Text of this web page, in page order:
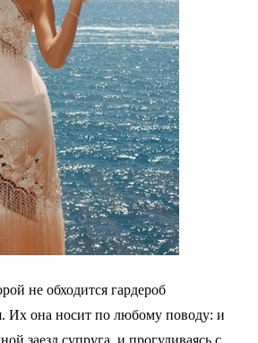
не обходится гардероб
Их она носит по любому поводу: и
заезд супруга, и прогуливаясь с